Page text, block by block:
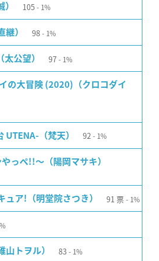
105 1%
継） 98 1%
公望） 97 1%
の大冒険 (2020)（クロコダイ
UTENA-（梵天） 92 1%
っぺ!!〜（陽岡マサキ）
ュア!（明堂院さつき） 91 票 1%
山トヲル） 83 1%